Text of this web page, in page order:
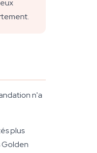
n'a
plus
Golden